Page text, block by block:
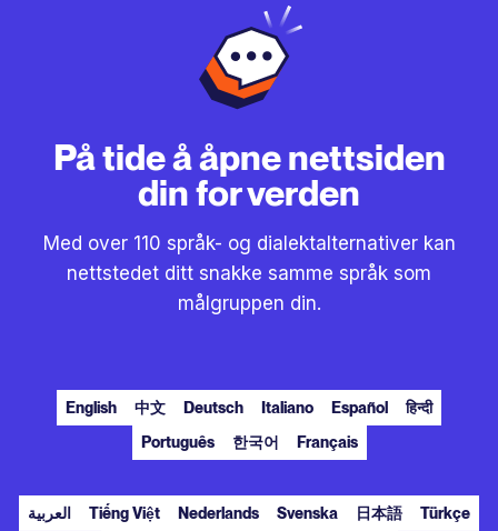
På tide å åpne nettsiden
din for verden
Med over 110 språk- og dialektalternativer kan
nettstedet ditt snakke samme språk som
målgruppen din.
English 中文 Deutsch Italiano Español
हिन्दी
Português
한국어 Français
العربية Tiếng Việt Nederlands Svenska 日本語
Türkçe